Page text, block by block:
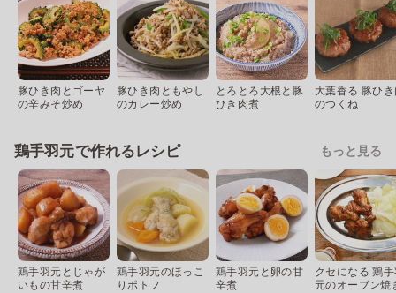
豚ひき肉とゴーヤ
の辛みそ炒め
豚ひき肉ともやし
のカレー炒め
とろとろ大根と豚
ひき肉煮
大葉香る 豚ひ
のつくね
鶏手羽元で作れるレシピ もっと見る
鶏手羽元とじゃが
いもの甘辛煮
鶏手羽元のほっこ
りポトフ
鶏手羽元と卵の甘
辛煮
クセになる 鶏
元のオーブン焼